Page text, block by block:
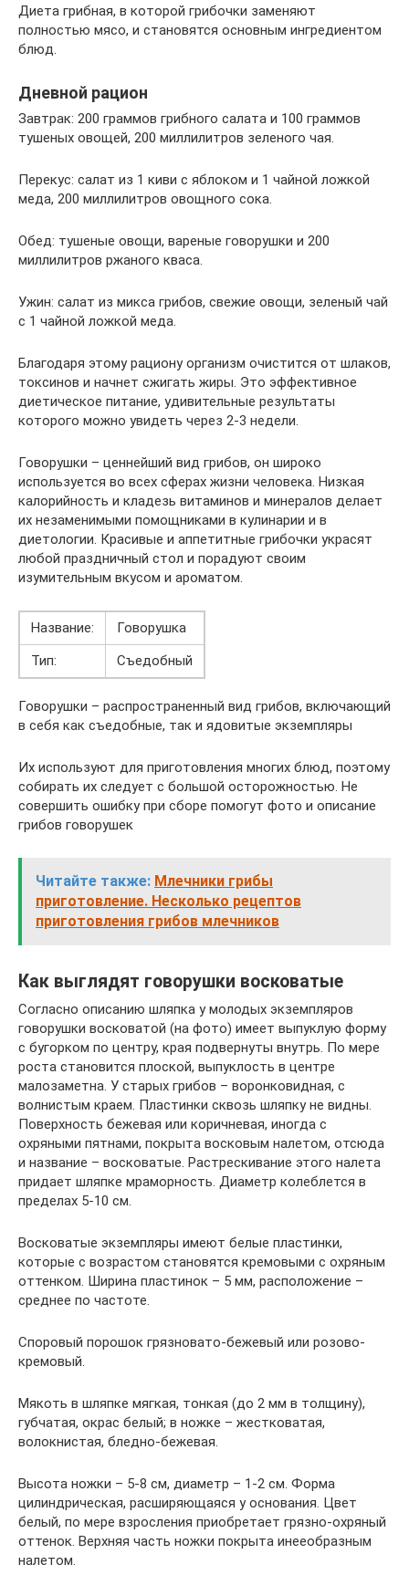
Диета грибная, в которой грибочки заменяют
полностью мясо, и становятся основным ингредиентом
блюд.
Дневной рацион
Завтрак: 200 граммов грибного салата и 100 граммов
тушеных овощей, 200 миллилитров зеленого чая.
Перекус: салат из 1 киви с яблоком и 1 чайной ложкой
меда, 200 миллилитров овощного сока.
Обед: тушеные овощи, вареные говорушки и 200
миллилитров ржаного кваса.
Ужин: салат из микса грибов, свежие овощи, зеленый чай
с 1 чайной ложкой меда.
Благодаря этому рациону организм очистится от шлаков,
токсинов и начнет сжигать жиры. Это эффективное
диетическое питание, удивительные результаты
которого можно увидеть через 2-3 недели.
Говорушки – ценнейший вид грибов, он широко
используется во всех сферах жизни человека. Низкая
калорийность и кладезь витаминов и минералов делает
их незаменимыми помощниками в кулинарии и в
диетологии. Красивые и аппетитные грибочки украсят
любой праздничный стол и порадуют своим
изумительным вкусом и ароматом.
Название:
Говорушка
Тип:
Съедобный
Говорушки – распространенный вид грибов, включающий
в себя как съедобные, так и ядовитые экземпляры
Их используют для приготовления многих блюд, поэтому
собирать их следует с большой осторожностью. Не
совершить ошибку при сборе помогут фото и описание
грибов говорушек
Читайте также: Млечники грибы
приготовление. Несколько рецептов
приготовления грибов млечников
Как выглядят говорушки восковатые
Согласно описанию шляпка у молодых экземпляров
говорушки восковатой (на фото) имеет выпуклую форму
с бугорком по центру, края подвернуты внутрь. По мере
роста становится плоской, выпуклость в центре
малозаметна. У старых грибов – воронковидная, с
волнистым краем. Пластинки сквозь шляпку не видны.
Поверхность бежевая или коричневая, иногда с
охряными пятнами, покрыта восковым налетом, отсюда
и название – восковатые. Растрескивание этого налета
придает шляпке мраморность. Диаметр колеблется в
пределах 5-10 см.
Восковатые экземпляры имеют белые пластинки,
которые с возрастом становятся кремовыми с охряным
оттенком. Ширина пластинок – 5 мм, расположение –
среднее по частоте.
Споровый порошок грязновато-бежевый или розово-
кремовый.
Мякоть в шляпке мягкая, тонкая (до 2 мм в толщину),
губчатая, окрас белый; в ножке – жестковатая,
волокнистая, бледно-бежевая.
Высота ножки – 5-8 см, диаметр – 1-2 см. Форма
цилиндрическая, расширяющаяся у основания. Цвет
белый, по мере взросления приобретает грязно-охряный
оттенок. Верхняя часть ножки покрыта инееобразным
налетом.